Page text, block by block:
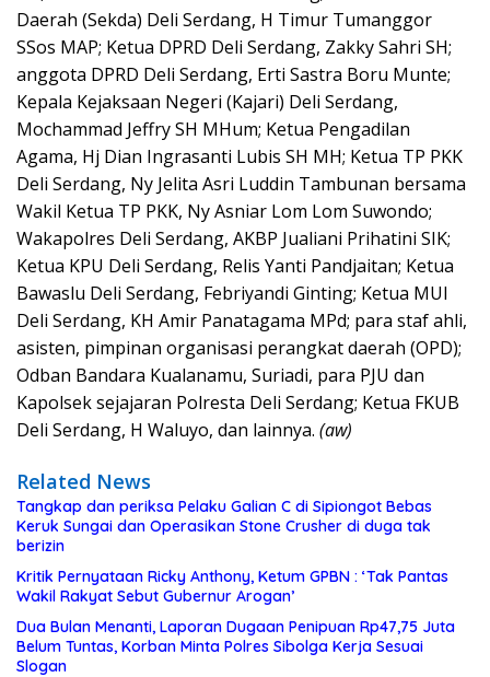
Daerah (Sekda) Deli Serdang, H Timur Tumanggor
SSos MAP; Ketua DPRD Deli Serdang, Zakky Sahri SH;
anggota DPRD Deli Serdang, Erti Sastra Boru Munte;
Kepala Kejaksaan Negeri (Kajari) Deli Serdang,
Mochammad Jeffry SH MHum; Ketua Pengadilan
Agama, Hj Dian Ingrasanti Lubis SH MH; Ketua TP PKK
Deli Serdang, Ny Jelita Asri Luddin Tambunan bersama
Wakil Ketua TP PKK, Ny Asniar Lom Lom Suwondo;
Wakapolres Deli Serdang, AKBP Jualiani Prihatini SIK;
Ketua KPU Deli Serdang, Relis Yanti Pandjaitan; Ketua
Bawaslu Deli Serdang, Febriyandi Ginting; Ketua MUI
Deli Serdang, KH Amir Panatagama MPd; para staf ahli,
asisten, pimpinan organisasi perangkat daerah (OPD);
Odban Bandara Kualanamu, Suriadi, para PJU dan
Kapolsek sejajaran Polresta Deli Serdang; Ketua FKUB
Deli Serdang, H Waluyo, dan lainnya. (aw)
Related News
Tangkap dan periksa Pelaku Galian C di Sipiongot Bebas
Keruk Sungai dan Operasikan Stone Crusher di duga tak
berizin
Kritik Pernyataan Ricky Anthony, Ketum GPBN : ‘Tak Pantas
Wakil Rakyat Sebut Gubernur Arogan’
Dua Bulan Menanti, Laporan Dugaan Penipuan Rp47,75 Juta
Belum Tuntas, Korban Minta Polres Sibolga Kerja Sesuai
Slogan